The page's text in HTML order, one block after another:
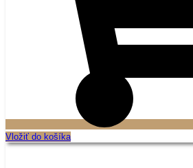
Vložiť do košíka